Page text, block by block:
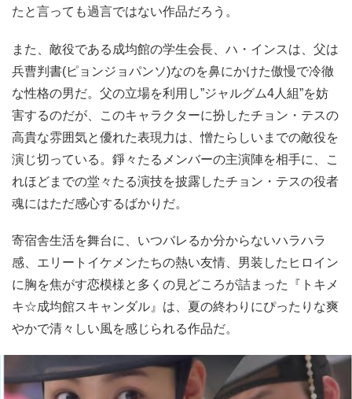
たと言っても過言ではない作品だろう。
また、敵役である成均館の学生会長、ハ・インスは、父は
兵曹判書(ピョンジョパンソ)なのを鼻にかけた傲慢で冷徹
な性格の男だ。父の立場を利用し”ジャルグム4人組”を妨
害するのだが、このキャラクターに扮したチョン・テスの
高貴な雰囲気と優れた表現力は、憎たらしいまでの敵役を
演じ切っている。錚々たるメンバーの主演陣を相手に、こ
れほどまでの堂々たる演技を披露したチョン・テスの役者
魂にはただ感心するばかりだ。
寄宿舎生活を舞台に、いつバレるか分からないハラハラ
感、エリートイケメンたちの熱い友情、男装したヒロイン
に胸を焦がす恋模様と多くの見どころが詰まった『トキメ
キ☆成均館スキャンダル』は、夏の終わりにぴったりな爽
やかで清々しい風を感じられる作品だ。